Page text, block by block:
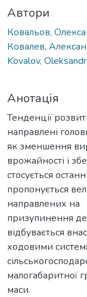
Автори
Ковальов,
Ковалев,
Kovalov, Oleksandr
Анотація
Тенденції
направлені
як зменшення
врожайності і
стосується
пропонується
направлених на
призупинення
відбувається
ходовими
малогабаритної
маси.